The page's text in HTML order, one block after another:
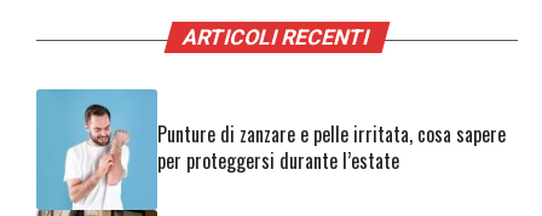
ARTICOLI RECENTI
Punture di zanzare e pelle irritata, cosa sapere
per proteggersi durante l’estate